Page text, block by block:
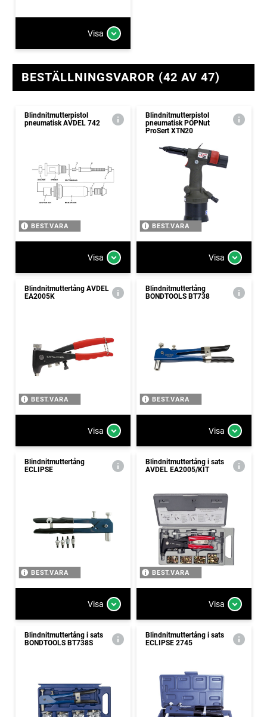
Visa
BESTÄLLNINGSVAROR (42 AV 47)
Blindnitmutterpistol
pneumatisk AVDEL 742
BEST.VARA
Visa
Blindnitmutterpistol
pneumatisk POPNut
ProSert XTN20
BEST.VARA
Visa
Blindnitmuttertång AVDEL
EA2005K
BEST.VARA
Visa
Blindnitmuttertång
BONDTOOLS BT738
BEST.VARA
Visa
Blindnitmuttertång
ECLIPSE
BEST.VARA
Visa
Blindnitmuttertång i sats
AVDEL EA2005/KIT
BEST.VARA
Visa
Blindnitmuttertång i sats
BONDTOOLS BT738S
Blindnitmuttertång i sats
ECLIPSE 2745